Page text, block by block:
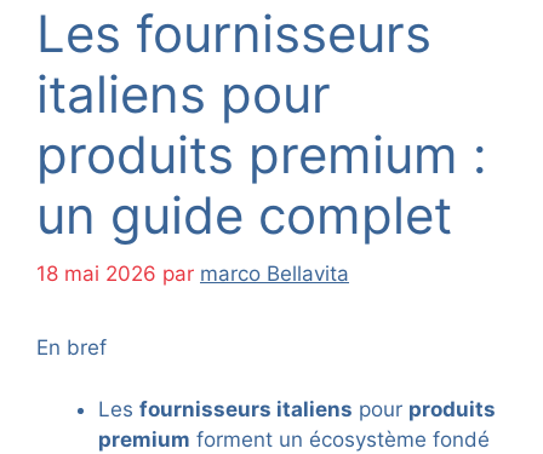
Les fournisseurs
italiens pour
produits premium :
un guide complet
18 mai 2026 par marco Bellavita
En bref
Les fournisseurs italiens pour produits
premium forment un écosystème fondé